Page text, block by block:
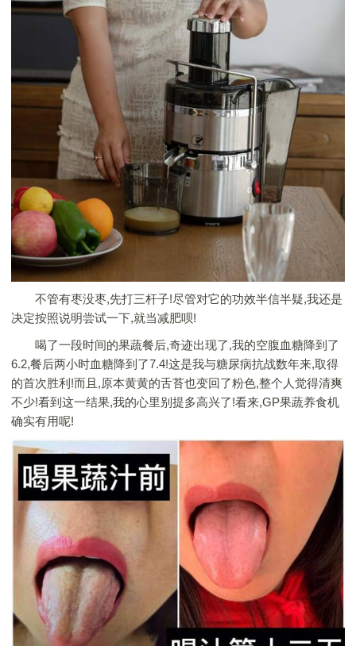
不管有枣没枣,先打三杆子!尽管对它的功效半信半疑,我还是
决定按照说明尝试一下,就当减肥呗!
喝了一段时间的果蔬餐后,奇迹出现了,我的空腹血糖降到了
6.2,餐后两小时血糖降到了7.4!这是我与糖尿病抗战数年来,取得
的首次胜利!而且,原本黄黄的舌苔也变回了粉色,整个人觉得清爽
不少!看到这一结果,我的心里别提多高兴了!看来,GP果蔬养食机
确实有用呢!